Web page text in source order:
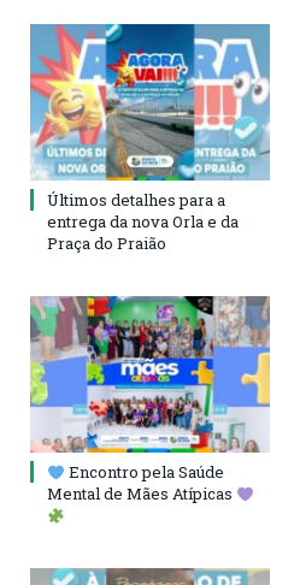
Últimos detalhes para a
entrega da nova Orla e da
Praça do Praião
Encontro pela Saúde
Mental de Mães Atípicas